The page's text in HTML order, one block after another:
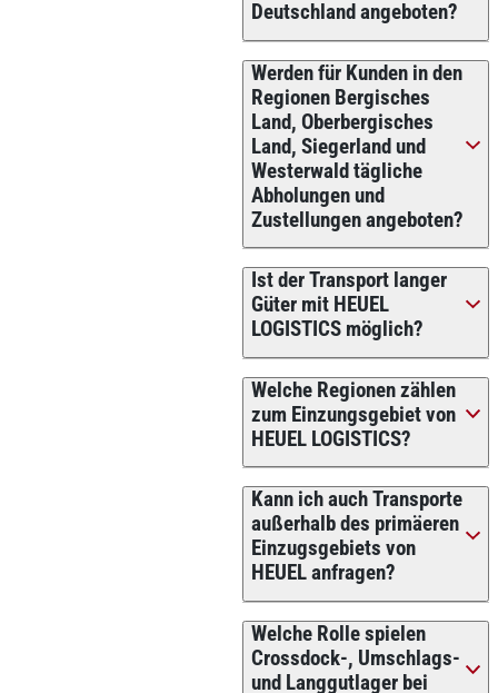
Deutschland angeboten?
Werden für Kunden in den
Regionen Bergisches
Land, Oberbergisches
Land, Siegerland und
Westerwald tägliche
Abholungen und
Zustellungen angeboten?
Ist der Transport langer
Güter mit HEUEL
LOGISTICS möglich?
Welche Regionen zählen
zum Einzungsgebiet von
HEUEL LOGISTICS?
Kann ich auch Transporte
außerhalb des primäeren
Einzugsgebiets von
HEUEL anfragen?
Welche Rolle spielen
Crossdock-, Umschlags-
und Langgutlager bei